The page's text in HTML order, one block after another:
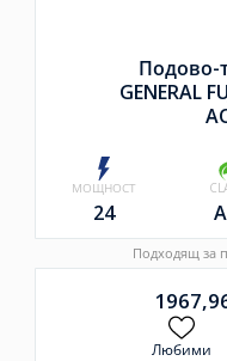
Подово-
GENERAL
МОЩНОСТ
24
Подходящ за
Любими